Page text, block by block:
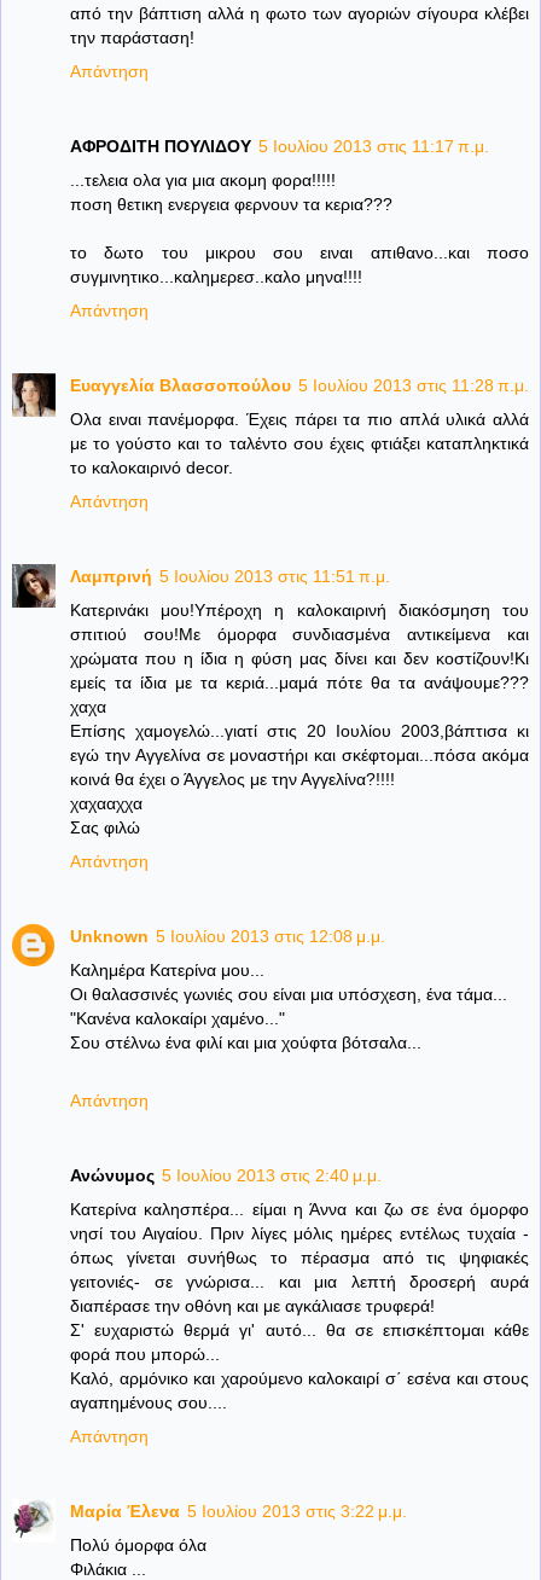
από την βάπτιση αλλά η φωτο των αγοριών σίγουρα κλέβει
την παράσταση!
Απάντηση
ΑΦΡΟΔΙΤΗ ΠΟΥΛΙΔΟΥ 5 Ιουλίου 2013 στις 11:17 π.μ.
...τελεια ολα για μια ακομη φορα!!!!!
ποση θετικη ενεργεια φερνουν τα κερια???
το δωτο του μικρου σου ειναι απιθανο...και ποσο
συγμινητικο...καλημερεσ..καλο μηνα!!!!
Απάντηση
Ευαγγελία Βλασσοπούλου 5 Ιουλίου 2013 στις 11:28 π.μ.
Ολα ειναι πανέμορφα. Έχεις πάρει τα πιο απλά υλικά αλλά
με το γούστο και το ταλέντο σου έχεις φτιάξει καταπληκτικά
το καλοκαιρινό decor.
Απάντηση
Λαμπρινή 5 Ιουλίου 2013 στις 11:51 π.μ.
Κατερινάκι μου!Υπέροχη η καλοκαιρινή διακόσμηση του
σπιτιού σου!Με όμορφα συνδιασμένα αντικείμενα και
χρώματα που η ίδια η φύση μας δίνει και δεν κοστίζουν!Κι
εμείς τα ίδια με τα κεριά...μαμά πότε θα τα ανάψουμε???
χαχα
Επίσης χαμογελώ...γιατί στις 20 Ιουλίου 2003,βάπτισα κι
εγώ την Αγγελίνα σε μοναστήρι και σκέφτομαι...πόσα ακόμα
κοινά θα έχει ο Άγγελος με την Αγγελίνα?!!!!
χαχααχχα
Σας φιλώ
Απάντηση
Unknown 5 Ιουλίου 2013 στις 12:08 μ.μ.
Καλημέρα Κατερίνα μου...
Οι θαλασσινές γωνιές σου είναι μια υπόσχεση, ένα τάμα...
"Κανένα καλοκαίρι χαμένο..."
Σου στέλνω ένα φιλί και μια χούφτα βότσαλα...
Απάντηση
Ανώνυμος 5 Ιουλίου 2013 στις 2:40 μ.μ.
Κατερίνα καλησπέρα... είμαι η Άννα και ζω σε ένα όμορφο
νησί του Αιγαίου. Πριν λίγες μόλις ημέρες εντέλως τυχαία -
όπως γίνεται συνήθως το πέρασμα από τις ψηφιακές
γειτονιές- σε γνώρισα... και μια λεπτή δροσερή αυρά
διαπέρασε την οθόνη και με αγκάλιασε τρυφερά!
Σ' ευχαριστώ θερμά γι' αυτό... θα σε επισκέπτομαι κάθε
φορά που μπορώ...
Καλό, αρμόνικο και χαρούμενο καλοκαιρί σ΄ εσένα και στους
αγαπημένους σου....
Απάντηση
Μαρία Έλενα 5 Ιουλίου 2013 στις 3:22 μ.μ.
Πολύ όμορφα όλα
Φιλάκια ...